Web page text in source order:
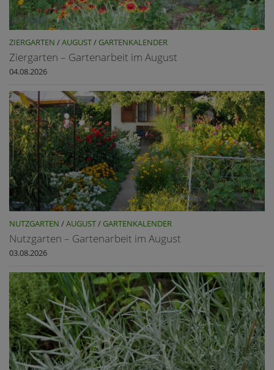
ZIERGARTEN /AUGUST/ GARTENKALENDER
Ziergarten – Gartenarbeit im August
04.08.2026
NUTZGARTEN /AUGUST/ GARTENKALENDER
Nutzgarten – Gartenarbeit im August
03.08.2026